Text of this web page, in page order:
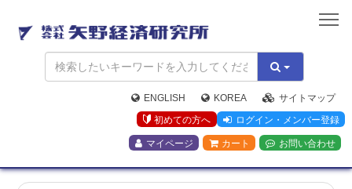
矢
野
経
済
研
究
所
ENGLISH KOREA
サイトマップ
初めての方へ
ログイン・メンバー登録
マイページ カート お問い合わせ